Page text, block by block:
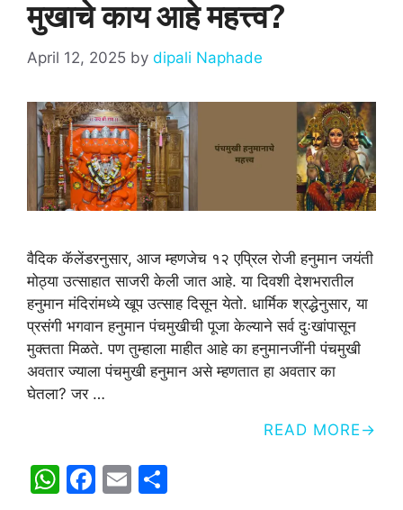
मुखाचे काय आहे महत्त्व?
April 12, 2025 by dipali Naphade
वैदिक कॅलेंडरनुसार, आज म्हणजेच १२ एप्रिल रोजी हनुमान जयंती
मोठ्या उत्साहात साजरी केली जात आहे. या दिवशी देशभरातील
हनुमान मंदिरांमध्ये खूप उत्साह दिसून येतो. धार्मिक श्रद्धेनुसार, या
प्रसंगी भगवान हनुमान पंचमुखीची पूजा केल्याने सर्व दुःखांपासून
मुक्तता मिळते. पण तुम्हाला माहीत आहे का हनुमानजींनी पंचमुखी
अवतार ज्याला पंचमुखी हनुमान असे म्हणतात हा अवतार का
घेतला? जर …
READ MORE
W F
E